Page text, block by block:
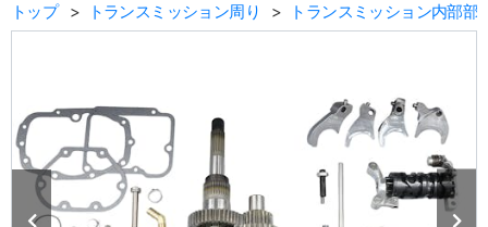
トップ
トランスミッション周り トランスミッション内部部